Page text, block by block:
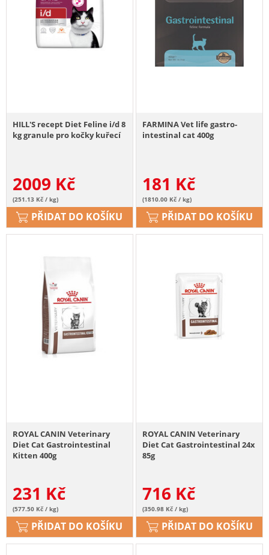
HILL'S recept Diet Feline i/d 8
kg granule pro kočky kuřecí
2009 Kč
(251.13 Kč / kg)
PŘIDAT DO KOŠÍKU
FARMINA Vet life gastro-
intestinal cat 400g
181 Kč
(1810.00 Kč / kg)
PŘIDAT DO KOŠÍKU
ROYAL CANIN Veterinary
Diet Cat Gastrointestinal
Kitten 400g
231 Kč
(577.50 Kč / kg)
PŘIDAT DO KOŠÍKU
ROYAL CANIN Veterinary
Diet Cat Gastrointestinal 24x
85g
716 Kč
(350.98 Kč / kg)
PŘIDAT DO KOŠÍKU